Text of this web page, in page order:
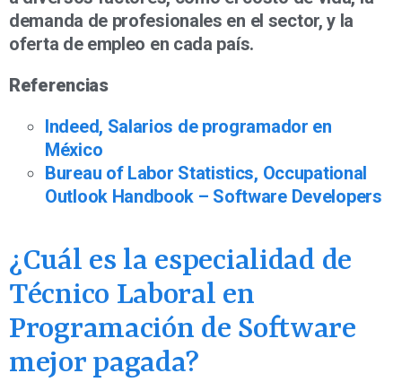
demanda de profesionales en el sector, y la
oferta de empleo en cada país.
Referencias
Indeed, Salarios de programador en
México
Bureau of Labor Statistics, Occupational
Outlook Handbook – Software Developers
¿Cuál es la especialidad de
Técnico Laboral en
Programación de Software
mejor pagada?